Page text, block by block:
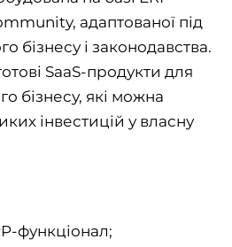
адаптованої під
бізнесу і законодавства.
SaaS-продукти для
бізнесу, які можна
інвестицій у власну
функціонал;